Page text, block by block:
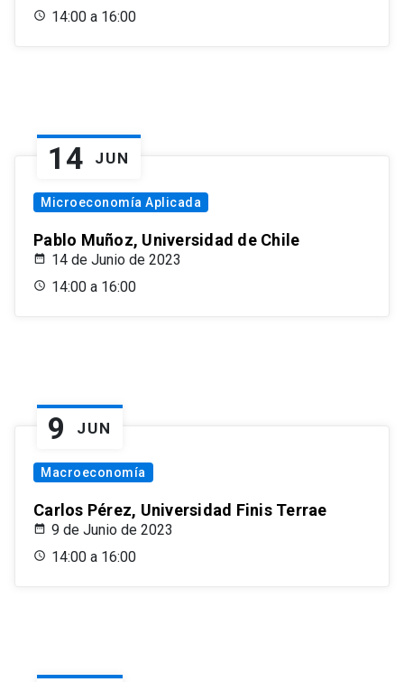
14:00 a 16:00
14 JUN
Microeconomía Aplicada
Pablo Muñoz, Universidad de Chile
14 de Junio de 2023
14:00 a 16:00
9 JUN
Macroeconomía
Carlos Pérez, Universidad Finis Terrae
9 de Junio de 2023
14:00 a 16:00